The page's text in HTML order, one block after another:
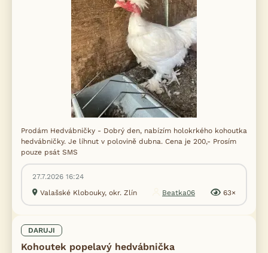
Prodám Hedvábničky - Dobrý den, nabízím holokrkého kohoutka
hedvábničky. Je líhnut v polovině dubna. Cena je 200,- Prosím
pouze psát SMS
27.7.2026 16:24
Valašské Klobouky, okr. Zlín
Beatka06 63×
DARUJI
Kohoutek popelavý hedvábnička